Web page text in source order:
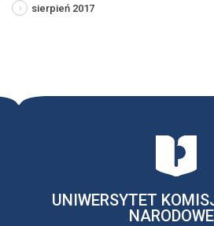
sierpień 2017
UNIWERSYTET